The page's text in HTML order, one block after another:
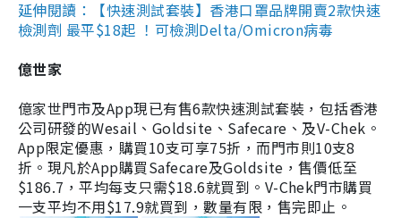
延伸閱讀：【快速測試套裝】香港口罩品牌開賣2款快速
檢測劑 最平$18起 ！可檢測Delta/Omicron病毒
億世家
億家世門市及App現已有售6款快速測試套裝，包括香港
公司研發的Wesail、Goldsite、Safecare、及V-Chek。
App限定優惠，購買10支可享75折，而門市則10支8
折。現凡於App購買Safecare及Goldsite，售價低至
$186.7，平均每支只需$18.6就買到。V-Chek門市購買
一支平均不用$17.9就買到，數量有限，售完即止。